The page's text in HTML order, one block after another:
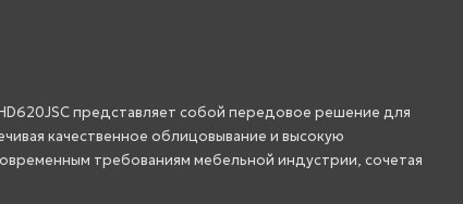
представляет собой передовое решение для
качественное облицовывание и высокую
требованиям мебельной индустрии, сочетая